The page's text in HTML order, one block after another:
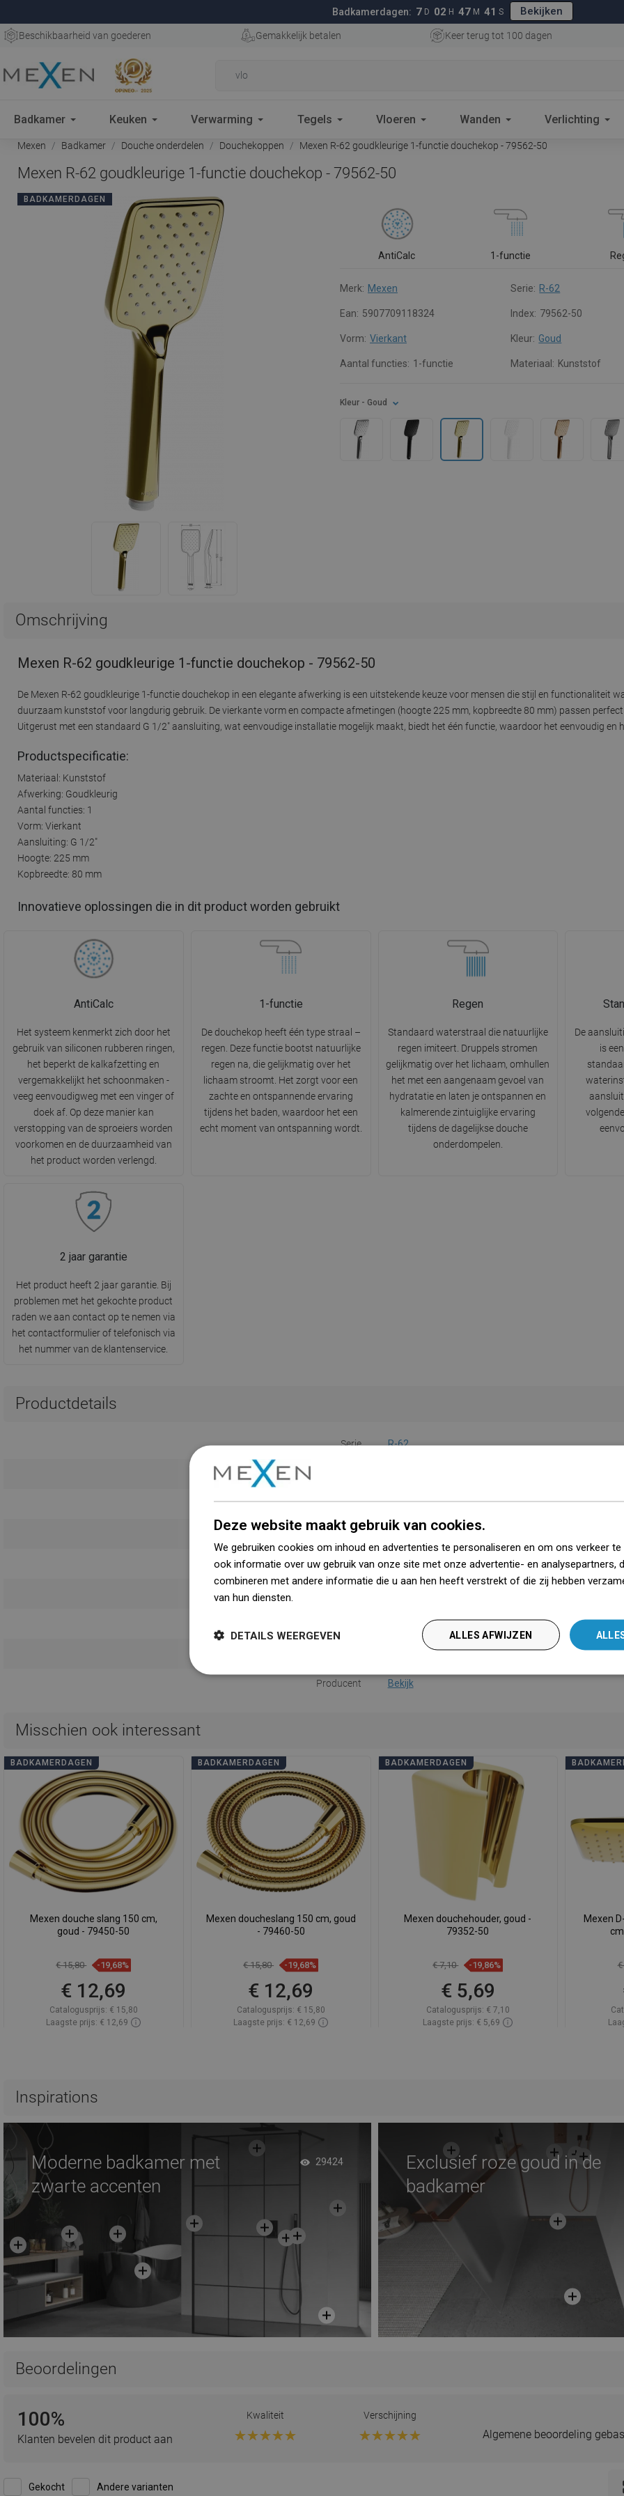
Badkamerdagen: 7 D 02 H 47 M 40 S Bekijken
Beschikbaarheid van goederen Gemakkelijk betalen Keer terug tot 100 dagen
Badkamer Keuken Verwarming Tegels Vloeren Wanden Verlichting
Mexen Badkamer Douche onderdelen Douchekoppen Mexen R-62 goudkleurige 1-functie douchekop - 79562-50
Mexen R-62 goudkleurige 1-functie douchekop - 79562-50
BADKAMERDAGEN
AntiCalc 1-functie
Merk: Mexen Serie: R-62
Ean: 5907709118324 Index: 79562-50
Vorm: Vierkant Kleur: Goud
Aantal functies: 1-functie Materiaal: Kunststof
Kleur - Goud
Omschrijving
Mexen R-62 goudkleurige 1-functie douchekop - 79562-50
De Mexen R-62 goudkleurige 1-functie douchekop in een elegante afwerking is een uitstekende keuze voor mensen die stijl en functionaliteit
duurzaam kunststof voor langdurig gebruik. De vierkante vorm en compacte afmetingen (hoogte 225 mm, kopbreedte 80 mm) passen perfect
Uitgerust met een standaard G 1/2" aansluiting, wat eenvoudige installatie mogelijk maakt, biedt het één functie, waardoor het eenvoudig en
Productspecificatie:
Materiaal: Kunststof
Afwerking: Goudkleurig
Aantal functies: 1
Vorm: Vierkant
Aansluiting: G 1/2"
Hoogte: 225 mm
Kopbreedte: 80 mm
Innovatieve oplossingen die in dit product worden gebruikt
AntiCalc
Het systeem kenmerkt zich door het
gebruik van siliconen rubberen ringen,
het beperkt de kalkafzetting en
vergemakkelijkt het schoonmaken -
veeg eenvoudigweg met een vinger of
doek af. Op deze manier kan
verstopping van de sproeiers worden
voorkomen en de duurzaamheid van
het product worden verlengd.
1-functie
De douchekop heeft één type straal –
regen. Deze functie bootst natuurlijke
regen na, die gelijkmatig over het
lichaam stroomt. Het zorgt voor een
zachte en ontspannende ervaring
tijdens het baden, waardoor het een
echt moment van ontspanning wordt.
Regen
Standaard waterstraal die natuurlijke
regen imiteert. Druppels stromen
gelijkmatig over het lichaam, omhullen
het met een aangenaam gevoel van
hydratatie en laten je ontspannen en
kalmerende zintuiglijke ervaring
tijdens de dagelijkse douche
onderdompelen.
De
is
2 jaar garantie
Het product heeft 2 jaar garantie. Bij
problemen met het gekochte product
raden we aan contact op te nemen via
het contactformulier of telefonisch via
het nummer van de klantenservice.
Productdetails
Serie R-62
Materiaal Kunststof
Vorm Vierkant
Aantal functies 1-functie
Gebruiksaanwijzing
Downloaden
Downloaden
Producent Bekijk
Misschien ook interessant
BADKAMERDAGEN
Mexen douche slang 150 cm,
goud - 79450-50
€ 15,80 -19,68%
€ 12,69
Catalogusprijs: € 15,80
Laagste prijs: € 12,69
Vergelijk
BADKAMERDAGEN
Mexen doucheslang 150 cm, goud
- 79460-50
€ 15,80 -19,68%
€ 12,69
Catalogusprijs: € 15,80
Laagste prijs: € 12,69
BADKAMERDAGEN
Mexen douchehouder, goud -
79352-50
€ 7,10 -19,86%
€ 5,69
Catalogusprijs: € 7,10
Laagste prijs: € 5,69
Mexen
Inspirations
Moderne badkamer met
zwarte accenten
29424
Exclusief roze goud in de
badkamer
Beoordelingen
100%
Klanten bevelen dit product aan
Kwaliteit Verschijning
Algemene beoordeling
Gekocht Andere varianten
Deze website maakt gebruik van cookies.
We gebruiken cookies om inhoud en advertenties te personaliseren en om ons verkeer te
ook informatie over uw gebruik van onze site met onze advertentie- en analysepartners,
combineren met andere informatie die u aan hen heeft verstrekt of die zij hebben
van hun diensten.
ALLES AFWIJZEN
DETAILS WEERGEVEN